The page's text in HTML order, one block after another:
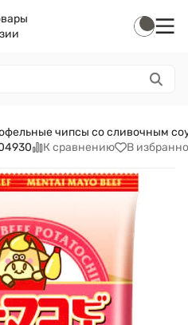
чипсы со сливочным
К сравнению В